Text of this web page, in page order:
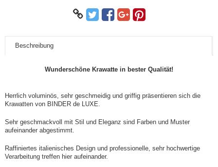
Beschreibung
Wunderschöne Krawatte in bester Qualität!
Herrlich voluminös, sehr geschmeidig und griffig präsentieren sich die
Krawatten von BINDER de LUXE.
Sehr geschmackvoll mit Stil und Eleganz sind Farben und Muster
aufeinander abgestimmt.
Raffiniertes italienisches Design und professionelle, sehr hochwertige
Verarbeitung treffen hier aufeinander.